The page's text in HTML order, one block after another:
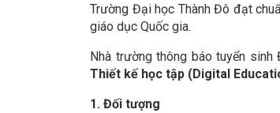
Trường Đại học Thành Đô đạt
giáo dục Quốc gia.
Nhà trường thông báo tuyển
Thiết kế học tập (Digital
1. Đối tượng